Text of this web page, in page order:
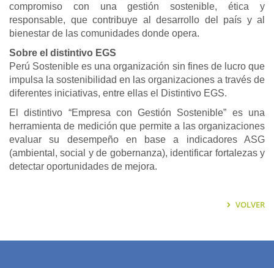
compromiso con una gestión sostenible, ética y
responsable, que contribuye al desarrollo del país y al
bienestar de las comunidades donde opera.
Sobre el distintivo EGS
Perú Sostenible es una organización sin fines de lucro que
impulsa la sostenibilidad en las organizaciones a través de
diferentes iniciativas, entre ellas el Distintivo EGS.
El distintivo “Empresa con Gestión Sostenible” es una
herramienta de medición que permite a las organizaciones
evaluar su desempeño en base a indicadores ASG
(ambiental, social y de gobernanza), identificar fortalezas y
detectar oportunidades de mejora.
VOLVER